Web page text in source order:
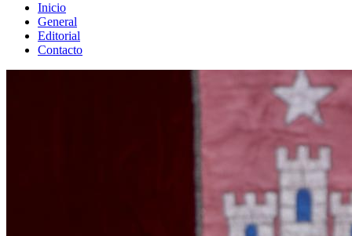
Inicio
General
Editorial
Contacto